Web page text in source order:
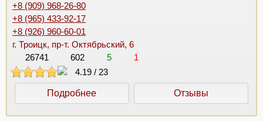
+8 (909) 968-26-80
+8 (965) 433-92-17
+8 (926) 960-60-01
г. Троицк, пр-т. Октябрьский, 6
26741
602 5
1
4.19 / 23
Подробнее Отзывы